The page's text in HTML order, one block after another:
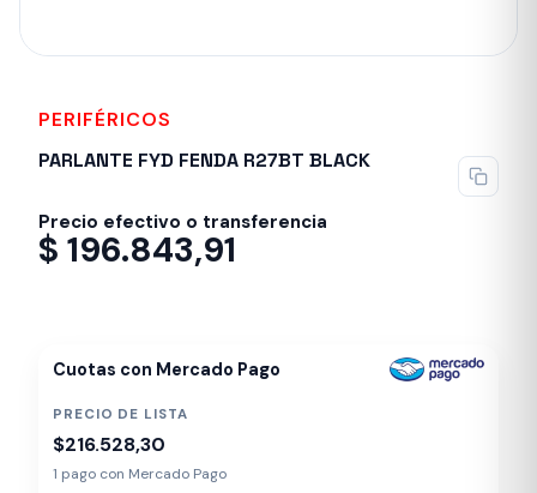
PERIFÉRICOS
PARLANTE FYD FENDA R27BT BLACK
Precio efectivo o transferencia
$ 196.843,91
Cuotas con Mercado Pago
PRECIO DE LISTA
$216.528,30
1 pago con Mercado Pago